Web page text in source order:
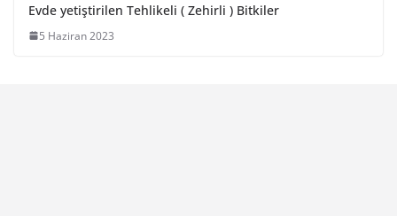
Evde yetiştirilen Tehlikeli ( Zehirli ) Bitkiler
5 Haziran 2023